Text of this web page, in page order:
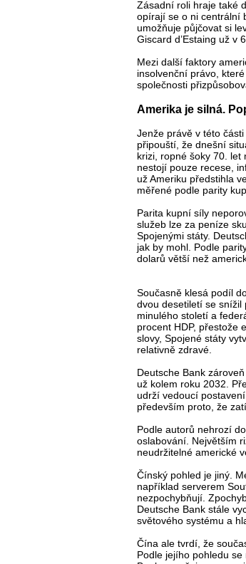
Zásadní roli hraje také
opírají se o ni centrální
umožňuje půjčovat si
Giscard d’Estaing už v
Mezi další faktory
insolvenční právo,
společnosti
Amerika je silná.
Jenže právě v této části
připouští, že dnešní
krizi, ropné šoky 70. let
nestojí pouze recese,
už Ameriku předstihla
měřené podle parity
Parita kupní síly
služeb lze za peníze
Spojenými státy.
jak by mohl. Podle
dolarů větší než
Současně klesá podíl
dvou desetiletí se snížil
minulého století a
procent HDP, přestože
slovy, Spojené státy
relativně zdravé.
Deutsche Bank
už kolem roku 2032.
udrží vedoucí
především proto, že
Podle autorů nehrozí
oslabování. Největším
neudržitelné americké
Čínský pohled je jiný.
například serverem
nezpochybňují.
Deutsche Bank stále
světového systému a
Čína ale tvrdí, že
Podle jejího pohledu